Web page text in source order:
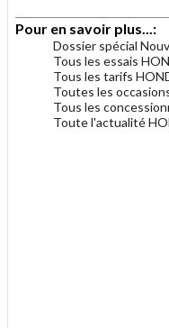
Pour en savoir plus...:
Dossier spécial
Tous les essais
Tous les tarifs
Toutes les
Tous les
Toute l'actualité